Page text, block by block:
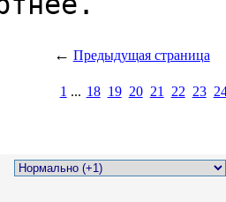
← Предыдущая страница
1 ... 18 19 20 21 22 23